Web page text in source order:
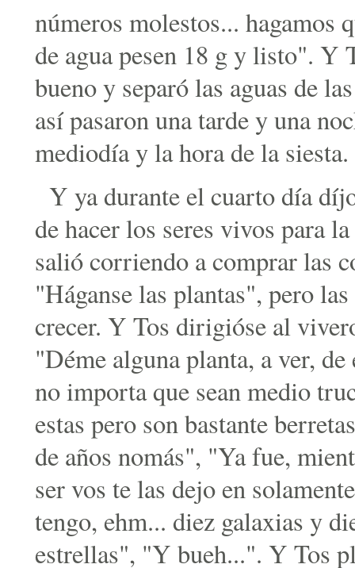
números molestos... hagamos
de agua pesen 18 g y listo". Y
bueno y separó las aguas de
así pasaron una tarde y una
mediodía y la hora de la siesta.
Y ya durante el cuarto día
de hacer los seres vivos para
salió corriendo a comprar las
"Háganse las plantas", pero
crecer. Y Tos dirigióse al
"Déme alguna planta, a ver, de
no importa que sean medio
estas pero son bastante
de años nomás", "Ya fue,
ser vos te las dejo en
tengo, ehm... diez galaxias y
estrellas", "Y bueh...". Y Tos